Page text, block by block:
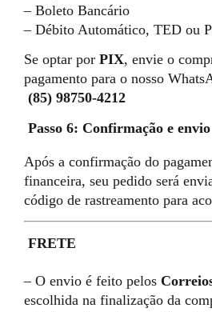
– Boleto Bancário
– Débito Automático, TED ou
Se optar por PIX, envie o
pagamento para o nosso
(85) 98750-4212
Passo 6: Confirmação e envio
Após a confirmação do
financeira, seu pedido será
código de rastreamento para
FRETE
– O envio é feito pelos
escolhida na finalização da